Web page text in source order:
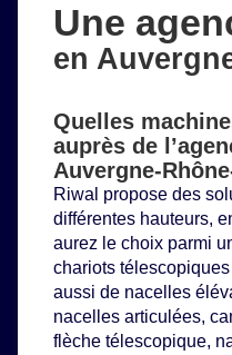
Une
en
Quelles
auprès de
Auvergne-
Riwal propose des
différentes hauteurs,
aurez le choix parmi
chariots télescopiques
aussi de nacelles
nacelles articulées,
flèche télescopique,